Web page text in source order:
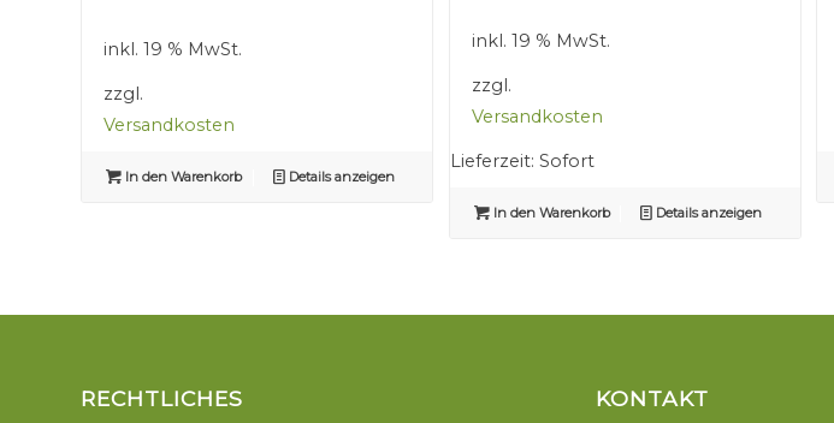
inkl. 19 % MwSt.
zzgl.
Versandkosten
In den Warenkorb Details anzeigen
inkl. 19 % MwSt.
zzgl.
Versandkosten
Lieferzeit: Sofort
In den Warenkorb Details anzeigen
RECHTLICHES KONTAKT